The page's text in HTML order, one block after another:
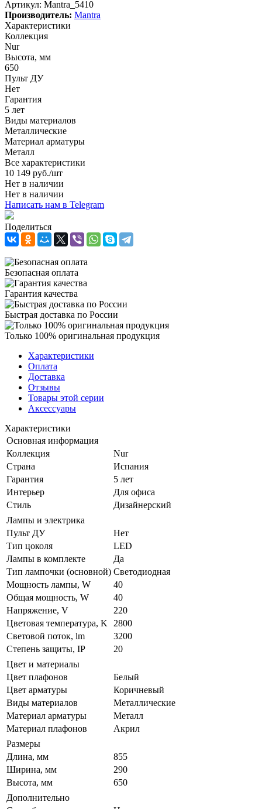
Артикул: Mantra_5410
Производитель: Mantra
Характеристики
Коллекция
Nur
Высота, мм
650
Пульт ДУ
Нет
Гарантия
5 лет
Виды материалов
Металлические
Материал арматуры
Металл
Все характеристики
10 149 руб./шт
Нет в наличии
Нет в наличии
Написать нам в Telegram
Поделиться
Безопасная оплата
Гарантия качества
Быстрая доставка по России
Только 100% оригинальная продукция
Характеристики
Оплата
Доставка
Отзывы
Товары этой серии
Аксессуары
Характеристики
Основная информация
Коллекция
Nur
Страна
Испания
Гарантия
5 лет
Интерьер
Для офиса
Стиль
Дизайнерский
Лампы и электрика
Пульт ДУ
Нет
Тип цоколя
LED
Лампы в комплекте
Да
Тип лампочки (основной) Светодиодная
Мощность лампы, W
40
Общая мощность, W
40
Напряжение, V
220
Цветовая температура, K
2800
Световой поток, lm
3200
Степень защиты, IP
20
Цвет и материалы
Цвет плафонов
Белый
Цвет арматуры
Коричневый
Виды материалов
Металлические
Материал арматуры
Металл
Материал плафонов
Акрил
Размеры
Длина, мм
855
Ширина, мм
290
Высота, мм
650
Дополнительно